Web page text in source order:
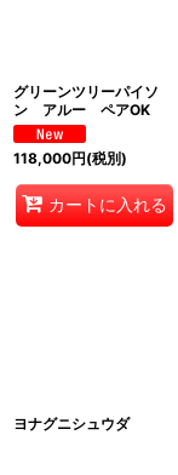
グリーンツリーパイソ
ン アルー ペアOK
118,000円(税別)
カートに入れる
ヨナグニシュウダ